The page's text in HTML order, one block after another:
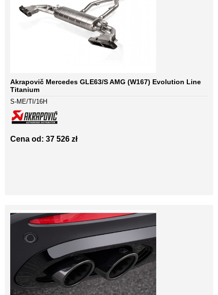
Akrapovič Mercedes GLE63/S AMG (W167) Evolution Line
Titanium
S-ME/TI/16H
Cena od: 37 526 zł